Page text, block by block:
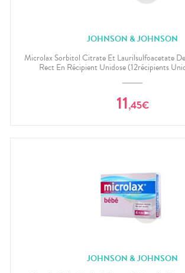
JOHNSON & JOHNSON
Microlax Sorbitol Citrate Et Laurilsulfoacetate
Rect En Récipient Unidose (12récipients
11,45€
JOHNSON & JOHNSON